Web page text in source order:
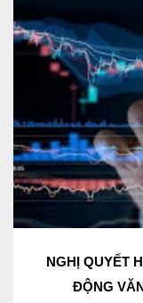
NGHỊ QUYẾT
ĐỘNG